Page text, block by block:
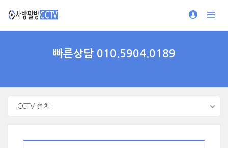
빠른상담 010.5904.0189
CCTV 설치